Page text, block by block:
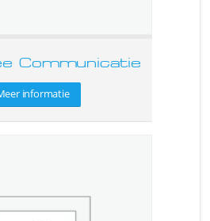
Communicatie
informatie